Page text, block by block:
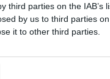
third parties on the IAB’s
by us to third parties
it to other third parties.